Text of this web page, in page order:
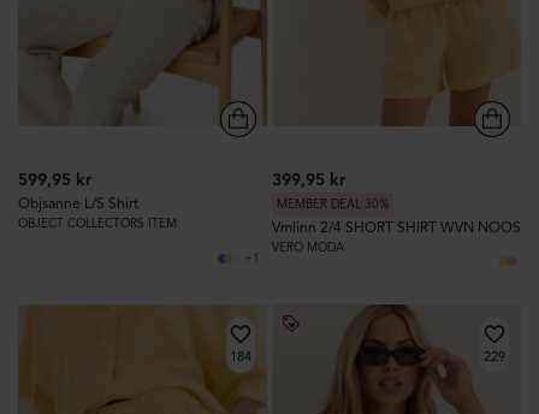
599,95 kr
Objsanne L/S Shirt
OBJECT COLLECTORS ITEM
+1
399,95 kr
MEMBER DEAL 30%
Vmlinn 2/4 SHORT SHIRT WVN NOOS
VERO MODA
184 229